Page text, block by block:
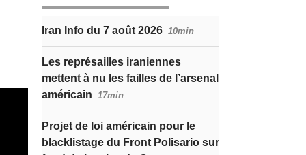
Iran Info du 7 août 2026 10min
Les représailles iraniennes
mettent à nu les failles de l’arsenal
américain 17min
Projet de loi américain pour le
blacklistage du Front Polisario sur